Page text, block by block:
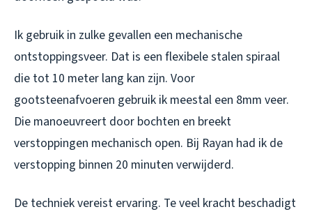
Ik gebruik in zulke gevallen een mechanische
ontstoppingsveer. Dat is een flexibele stalen spiraal
die tot 10 meter lang kan zijn. Voor
gootsteenafvoeren gebruik ik meestal een 8mm veer.
Die manoeuvreert door bochten en breekt
verstoppingen mechanisch open. Bij Rayan had ik de
verstopping binnen 20 minuten verwijderd.
De techniek vereist ervaring. Te veel kracht beschadigt